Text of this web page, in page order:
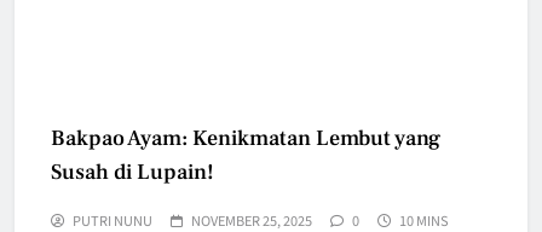
Bakpao Ayam: Kenikmatan Lembut yang
Susah di Lupain!
PUTRI NUNU NOVEMBER 25, 2025 0 10 MINS